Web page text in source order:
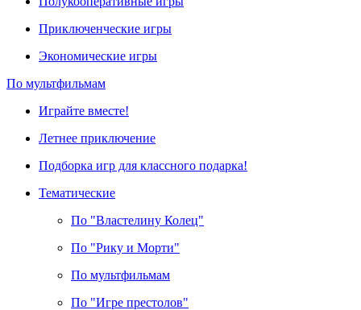
Приключенческие игры
Экономические игры
По мультфильмам
Играйте вместе!
Летнее приключение
Подборка игр для классного подарка!
Тематические
По "Властелину Колец"
По "Рику и Морти"
По мультфильмам
По "Игре престолов"